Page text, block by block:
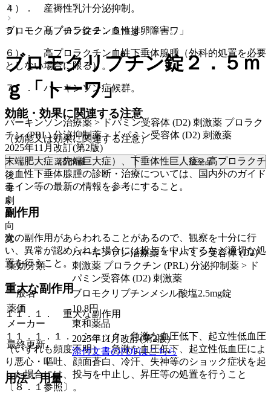
４）． 産褥性乳汁分泌抑制。
５）． 高プロラクチン血性排卵障害。
６）． 高プロラクチン血性下垂体腺腫（外科的処置を必要
としない場合に限る）。
７）． パーキンソン症候群。
効能・効果に関連する注意
（効能又は効果に関連する注意）
末端肥大症（先端巨大症）、下垂体性巨人症、高プロラクチ
ン血性下垂体腺腫の診断・治療については、国内外のガイド
ライン等の最新の情報を参考にすること。
副作用
次の副作用があらわれることがあるので、観察を十分に行
い、異常が認められた場合には投与を中止するなど適切な処
置を行うこと。
重大な副作用
１１．１． 重大な副作用
１１．１．１． ショック、急激な血圧低下、起立性低血圧
（いずれも頻度不明）：急激な血圧低下、起立性低血圧によ
り悪心・嘔吐、顔面蒼白、冷汗、失神等のショック症状を起
した場合には、投与を中止し、昇圧等の処置を行うこと
〔８．１参照〕。
ブロモクリプチン錠２．５ｍｇ「トーワ」
ブロモクリプチン錠２．５ｍ
ｇ「トーワ」
パーキンソン治療薬 > ドパミン受容体 (D2) 刺激薬 プロラク
チン (PRL) 分泌抑制薬 > ドパミン受容体 (D2) 刺激薬
2025年11月改訂(第2版)
薬剤情報 後発品
後
毒
劇
麻
向
覚
薬効分類
パーキンソン治療薬 > ドパミン受容体 (D2)
刺激薬 プロラクチン (PRL) 分泌抑制薬 > ド
パミン受容体 (D2) 刺激薬
一般名
ブロモクリプチンメシル酸塩2.5mg錠
薬価
10.8円
メーカー
東和薬品
最終更新
2025年11月改訂(第2版)
添付文書のPDFはこちら
用法・用量